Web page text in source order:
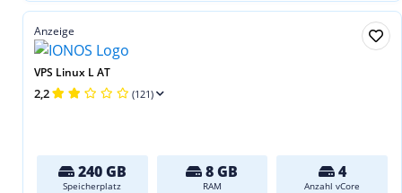
Anzeige
VPS Linux L AT
2,2 (121)
240 GB
Speicherplatz
8 GB
RAM
4
Anzahl vCore